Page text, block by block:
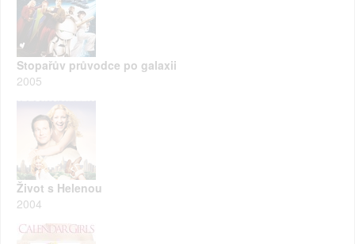
Stopařův průvodce po galaxii
2005
Život s Helenou
2004